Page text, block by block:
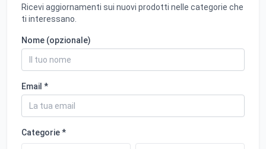
Ricevi aggiornamenti sui nuovi prodotti nelle categorie che
ti interessano.
Nome (opzionale)
Email *
Categorie *